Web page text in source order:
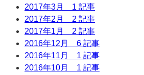
2017年3月 1 記事
2017年2月 2 記事
2017年1月 2 記事
2016年12月 6 記事
2016年11月 1 記事
2016年10月 1 記事